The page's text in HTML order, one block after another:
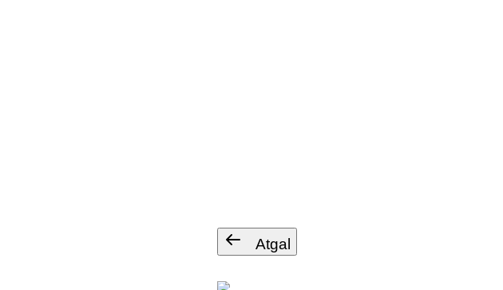
Atgal